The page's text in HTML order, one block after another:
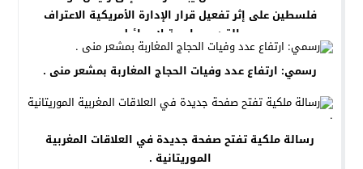
فلسطين على إثر تفعيل قرار الإدارة الأمريكية الاعتراف
بالقدس عاصمة لإسرائيل.
رسمي: ارتفاع عدد وفيات الحجاج المغاربة بمشعر منى .
رسالة ملكية تفتح صفحة جديدة في العلاقات المغربية
الموريتانية .